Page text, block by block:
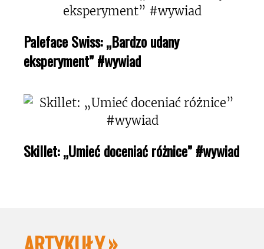
Paleface Swiss: „Bardzo udany
eksperyment” #wywiad
Skillet: „Umieć doceniać różnice” #wywiad